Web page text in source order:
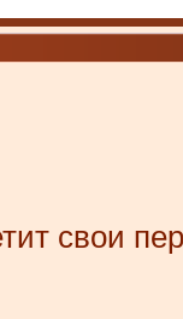
свои